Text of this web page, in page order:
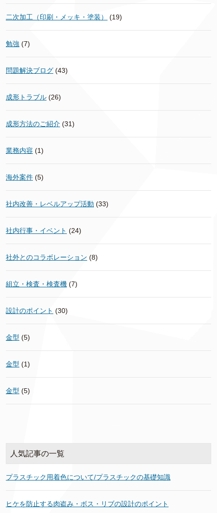
二次加工（印刷・メッキ・塗装） (19)
勉強 (7)
問題解決ブログ (43)
成形トラブル (26)
成形方法のご紹介 (31)
業務内容 (1)
海外案件 (5)
社内改善・レベルアップ活動 (33)
社内行事・イベント (24)
社外とのコラボレーション (8)
組立・検査・検査機 (7)
設計のポイント (30)
金型 (5)
金型 (1)
金型 (5)
人気記事の一覧
プラスチック用着色について/プラスチックの基礎知識
ヒケを防止する肉盗み・ボス・リブの設計のポイント